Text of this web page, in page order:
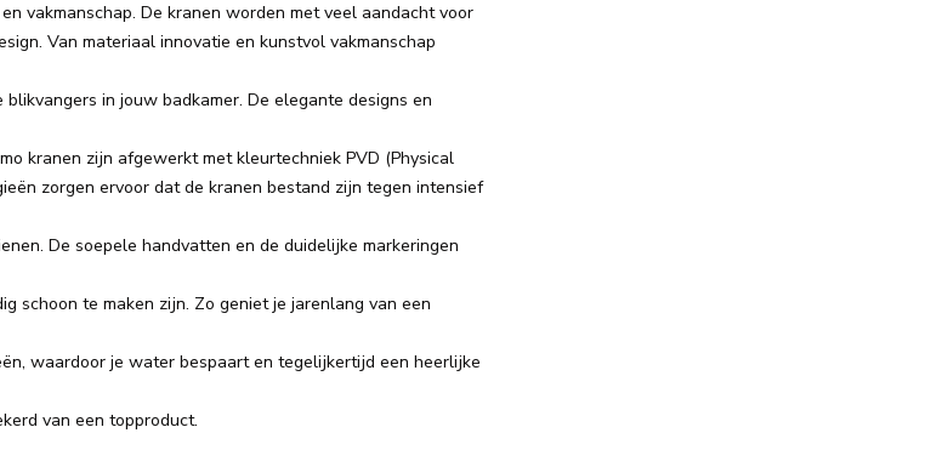
vakmanschap. De kranen worden met veel aandacht voor
Van materiaal innovatie en kunstvol vakmanschap
in jouw badkamer. De elegante designs en
kranen zijn afgewerkt met kleurtechniek PVD (Physical
zorgen ervoor dat de kranen bestand zijn tegen intensief
De soepele handvatten en de duidelijke markeringen
schoon te maken zijn. Zo geniet je jarenlang van een
waardoor je water bespaart en tegelijkertijd een heerlijke
van een topproduct.